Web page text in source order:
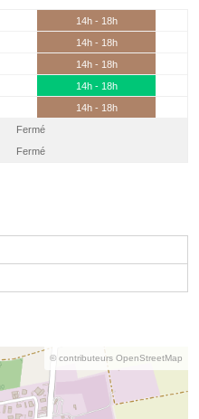
14h - 18h
14h - 18h
14h - 18h
14h - 18h
14h - 18h
Fermé
Fermé
© contributeurs OpenStreetMap